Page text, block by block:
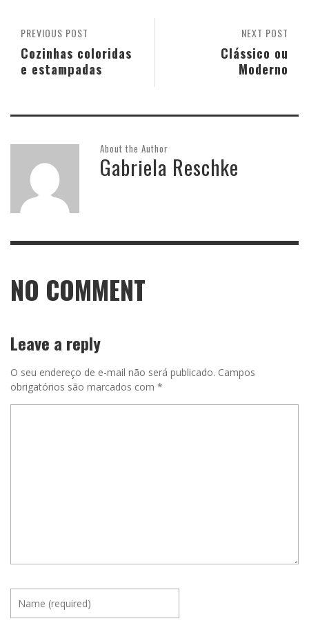
NEXT POST
Clássico ou
Moderno
PREVIOUS POST
Cozinhas coloridas
e estampadas
About the Author
Gabriela Reschke
NO COMMENT
Leave a reply
O seu endereço de e-mail não será publicado. Campos
obrigatórios são marcados com *